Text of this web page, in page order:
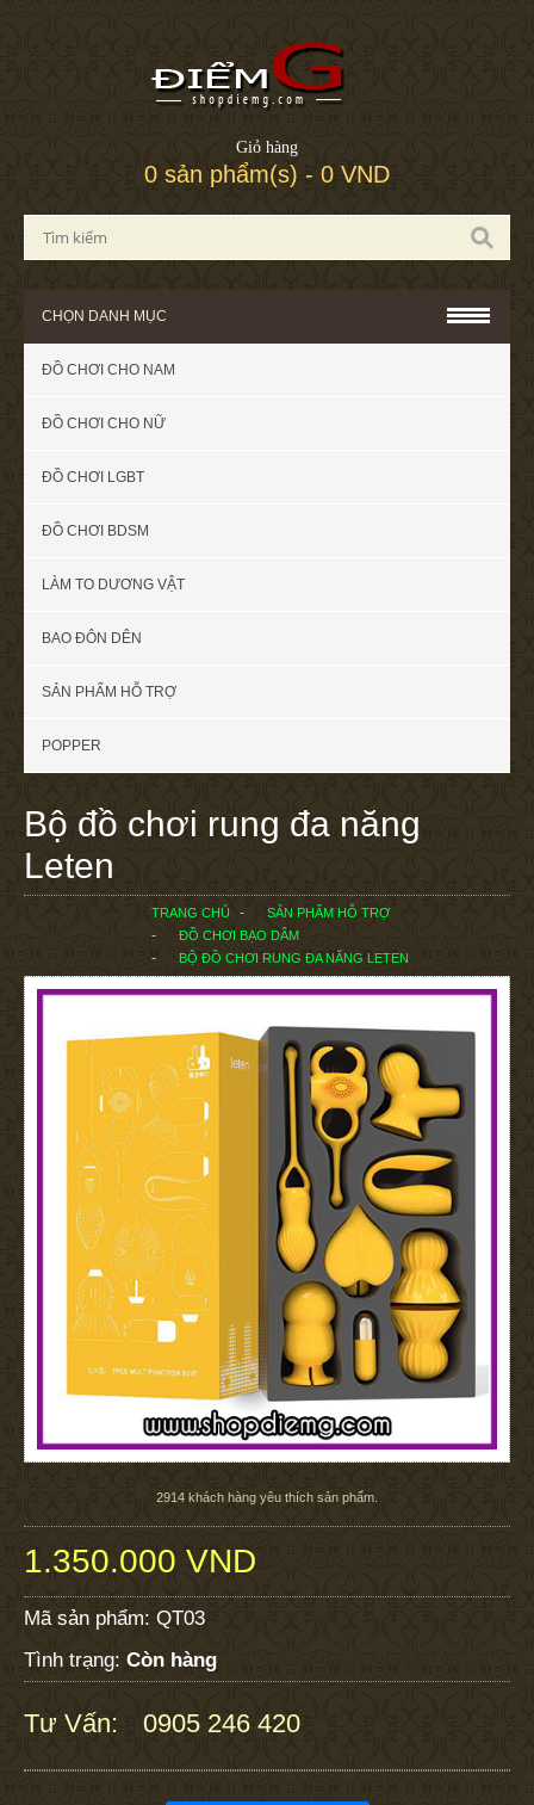
Giỏ hàng
0 sản phẩm(s) - 0 VND
CHỌN DANH MỤC
ĐỒ CHƠI CHO NAM
ĐỒ CHƠI CHO NỮ
ĐỒ CHƠI LGBT
ĐỒ CHƠI BDSM
LÀM TO DƯƠNG VẬT
BAO ĐÔN DÊN
SẢN PHẨM HỖ TRỢ
POPPER
Bộ đồ chơi rung đa năng
Leten
TRANG CHỦ
SẢN PHẨM HỖ TRỢ
ĐỒ CHƠI BẠO DÂM
BỘ ĐỒ CHƠI RUNG ĐA NĂNG LETEN
2914 khách hàng yêu thích sản phẩm.
1.350.000 VND
Mã sản phẩm: QT03
Tình trạng: Còn hàng
Tư Vấn: 0905 246 420